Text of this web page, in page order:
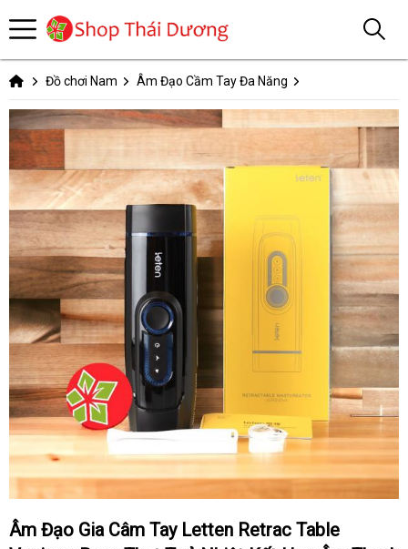
Đồ chơi Nam Âm Đạo Cầm Tay Đa Năng
Âm Đạo Gia Câm Tay Letten Retrac Table